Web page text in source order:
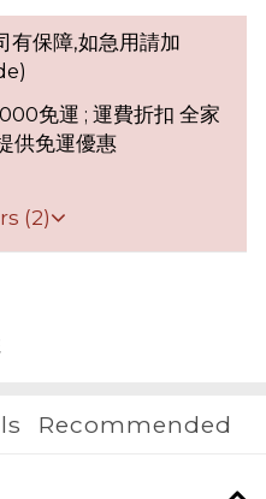
有保障,如急用請加
免運 ; 運費折扣 全家
供免運優惠
(2)
Recommended